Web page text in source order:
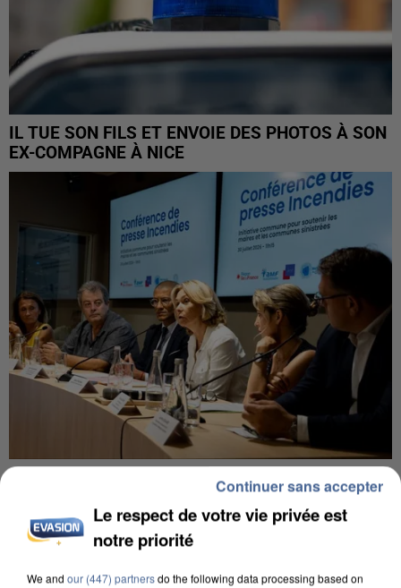
IL TUE SON FILS ET ENVOIE DES PHOTOS À SON
EX-COMPAGNE À NICE
INCENDIES : L’ÎLE-DE-FRANCE LANCE UN ÉLAN
DE SOLIDARITÉ AVEC LES...
Le respect de votre vie privée est
notre priorité
We and our (447) partnersdo the following data processing based on
Continuer sans accepter